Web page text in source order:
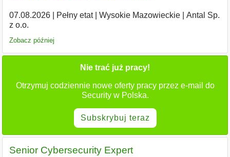
07.08.2026| Pełny etat| Wysokie Mazowieckie|
Antal Sp.
z o.o.
Zobacz później
Nie trać już pracy!
Otrzymuj codziennie nowe oferty pracy przez e-mail do
Security w Polska.
Subskrybuj teraz
Senior Cybersecurity Expert